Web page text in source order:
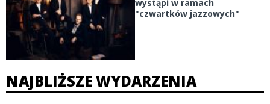
wystąpi w ramach
"czwartków jazzowych"
NAJBLIŻSZE WYDARZENIA